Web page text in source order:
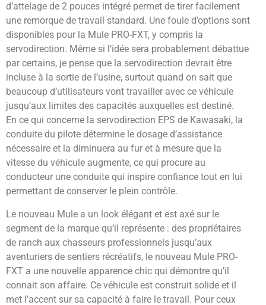
d’attelage de 2 pouces intégré permet de tirer facilement
une remorque de travail standard. Une foule d’options sont
disponibles pour la Mule PRO-FXT, y compris la
servodirection. Même si l’idée sera probablement débattue
par certains, je pense que la servodirection devrait être
incluse à la sortie de l’usine, surtout quand on sait que
beaucoup d’utilisateurs vont travailler avec ce véhicule
jusqu’aux limites des capacités auxquelles est destiné.
En ce qui concerne la servodirection EPS de Kawasaki, la
conduite du pilote détermine le dosage d’assistance
nécessaire et la diminuera au fur et à mesure que la
vitesse du véhicule augmente, ce qui procure au
conducteur une conduite qui inspire confiance tout en lui
permettant de conserver le plein contrôle.
Le nouveau Mule a un look élégant et est axé sur le
segment de la marque qu’il représente : des propriétaires
de ranch aux chasseurs professionnels jusqu’aux
aventuriers de sentiers récréatifs, le nouveau Mule PRO-
FXT a une nouvelle apparence chic qui démontre qu’il
connait son affaire. Ce véhicule est construit solide et il
met l’accent sur sa capacité à faire le travail. Pour ceux